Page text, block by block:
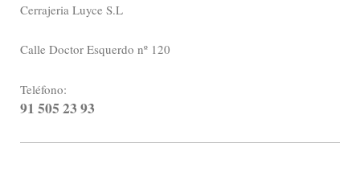
Cerrajeria Luyce S.L
Calle Doctor Esquerdo nº 120
Teléfono:
91 505 23 93